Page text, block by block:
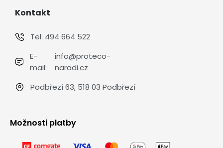
Kontakt
Tel: 494 664 522
E-
mail:
info@proteco-
naradi.cz
Podbřezí 63, 518 03 Podbřezí
Možnosti platby